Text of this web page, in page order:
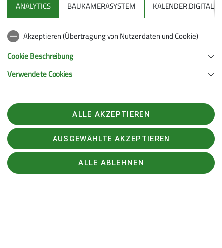
ANALYTICS BAUKAMERASYSTEM KALENDER.DIGITAL
Akzeptieren (Übertragung von Nutzerdaten und Cookie)
Cookie Beschreibung
Verwendete Cookies
ALLE AKZEPTIEREN
AUSGEWÄHLTE AKZEPTIEREN
ALLE ABLEHNEN